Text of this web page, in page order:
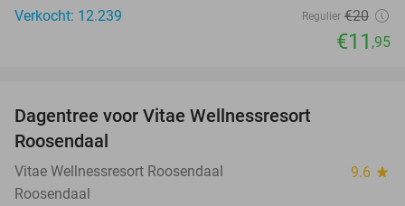
Verkocht: 12.239
Regulier €20
€11 ,95
Dagentree voor Vitae Wellnessresort
Roosendaal
Vitae Wellnessresort Roosendaal 9.6 star
Roosendaal